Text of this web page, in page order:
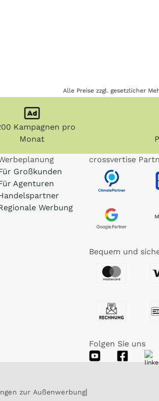
Alle Preise zzgl. gesetzlicher
Kampagnen pro
Monat
Großkunden
Agenturen
Werbung
crossvertise
Bequem und
Folgen Sie uns
zur Außenwerbung